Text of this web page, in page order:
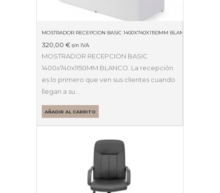
MOSTRADOR RECEPCION BASIC 1400X740X1150MM BLANCO
320,00 € sin IVA
MOSTRADOR RECEPCION BASIC
1400x740x1150MM BLANCO. La recepción
es lo primero que ven sus clientes cuando
llegan a su…
AÑADIR AL CARRITO